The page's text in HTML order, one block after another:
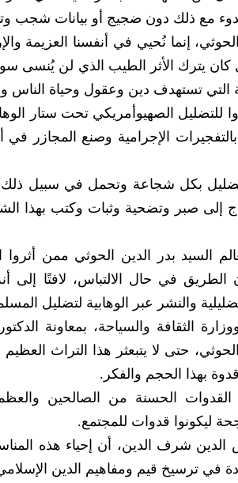
مع ذلك دون ضجيج أو بيانات شجب
إنما نُحيي في أنفسنا العزيمة
كان يترك الأثر الطيب الذي لن يُنسى
التي تستهدف دين وعقول وحياة الناس
الصهيوأمريكي تحت ستار
الإجرامية وصنع المجازر
بكل شجاعة وتحمل في سبيل
صبر وتضحية وثبات وكتب بهذا
السيد بدر الدين الحوثي ممن أثروا
الطريق في حال الالتباس، لافتًا
والنشر عبر الوهابية لتضليل
الثقافة والسياحة، بمعاونة
الحوثي، حتى لا يتبعثر هذا التراث
بهذا الحجم والفكر.
الحسنة من الصالحين
ليكونوا قدوات للمجتمع.
الدين شرف الدين، أن إحياء هذه
في ترسيخ قيم ومفاهيم الدين